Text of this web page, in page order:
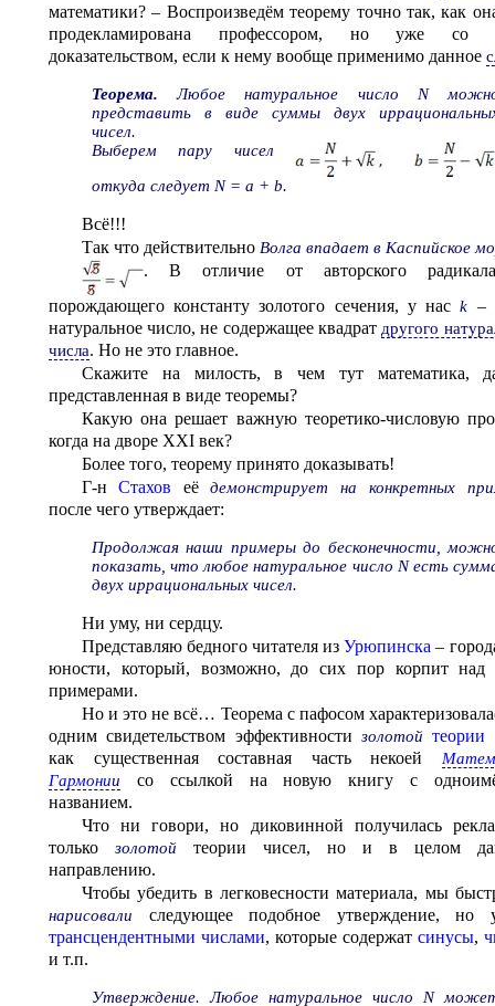
математики? – Воспроизведём теорему точно так, как
продекламирована профессором, но уже со
доказательством, если к нему вообще применимо данное
Теорема. Любое натуральное число N
представить в виде суммы двух
чисел.
Выберем пару чисел
откуда следует N = a + b.
Всё!!!
Так что действительно Волга впадает в Каспийское
. В отличие от авторского
порождающего константу золотого сечения, у нас k –
натуральное число, не содержащее квадрат другого
числа. Но не это главное.
Скажите на милость, в чем тут математика,
представленная в виде теоремы?
Какую она решает важную теоретико-числовую
когда на дворе XXI век?
Более того, теорему принято доказывать!
Г-н Стахов её демонстрирует на конкретных
после чего утверждает:
Продолжая наши примеры до бесконечности,
показать, что любое натуральное число N есть
двух иррациональных чисел.
Ни уму, ни сердцу.
Представляю бедного читателя из Урюпинска –
юности, который, возможно, до сих пор корпит над
примерами.
Но и это не всё… Теорема с пафосом
одним свидетельством эффективности золотой теории
как существенная составная часть некоей
Гармонии со ссылкой на новую книгу с
названием.
Что ни говори, но диковинной получилась
только золотой теории чисел, но и в целом
направлению.
Чтобы убедить в легковесности материала, мы
нарисовали следующее подобное утверждение, но
трансцендентными числами, которые содержат синусы,
и т.п.
Утверждение. Любое натуральное число N